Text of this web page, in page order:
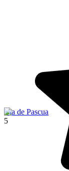
Isla de Pascua
5